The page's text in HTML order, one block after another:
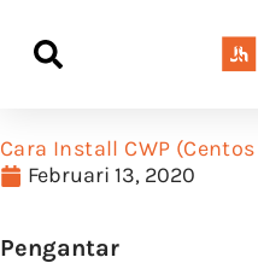
Cara Install CWP
Februari 13, 2020
Pengantar